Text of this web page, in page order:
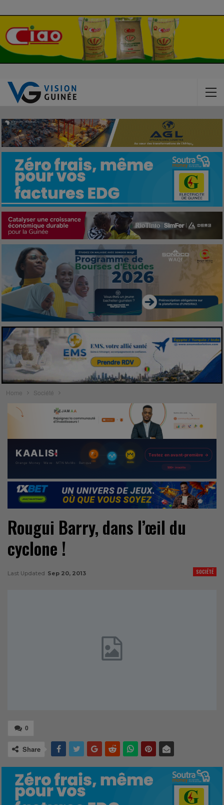
Home Société
Rougui Barry, dans l’œil du
cyclone !
SOCIÉTÉ
Last Updated Sep 20, 2013
0
Share